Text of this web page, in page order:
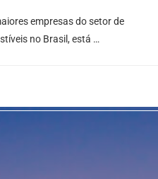
empresas do setor de
no Brasil, está …